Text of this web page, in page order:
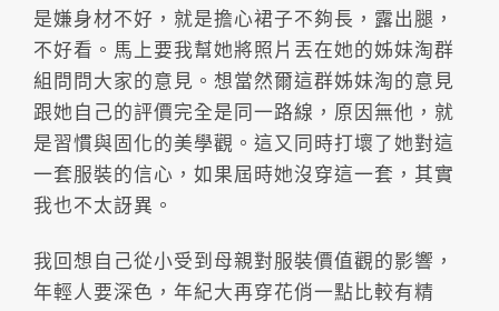
是嫌身材不好，就是擔心裙子不夠長，露出腿，
不好看。馬上要我幫她將照片丟在她的姊妹淘群
組問問大家的意見。想當然爾這群姊妹淘的意見
跟她自己的評價完全是同一路線，原因無他，就
是習慣與固化的美學觀。這又同時打壞了她對這
一套服裝的信心，如果屆時她沒穿這一套，其實
我也不太訝異。
我回想自己從小受到母親對服裝價值觀的影響，
年輕人要深色，年紀大再穿花俏一點比較有精